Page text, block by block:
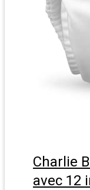
Charlie
avec 12